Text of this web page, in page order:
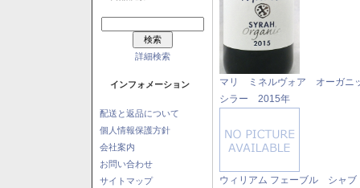
詳細検索
インフォメーション
配送と返品について
個人情報保護方針
会社案内
お問い合わせ
サイトマップ
マリ ミネルヴォア オーガニ
シラー 2015年
ウィリアム フェーブル シャブ